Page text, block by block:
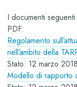
I documenti
PDF:
Regolamento
nell’ambito della
Stato: 12 marzo
Modello di rapporto